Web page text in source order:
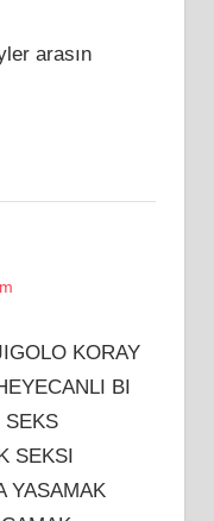
arasın
KORAY
BI
SEKS
SEKSI
YASAMAK